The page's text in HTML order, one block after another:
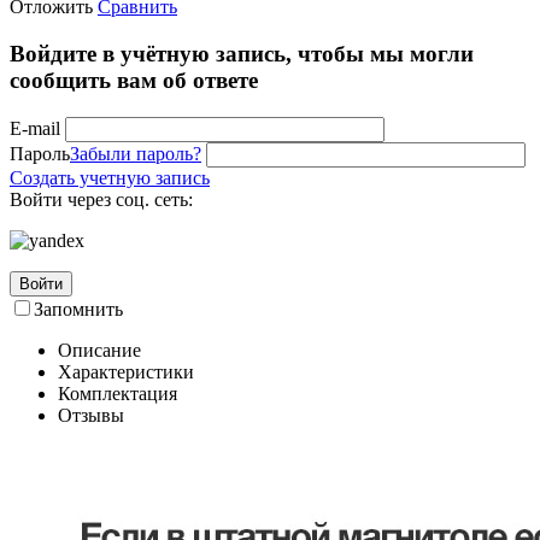
Отложить Сравнить
Войдите в учётную запись, чтобы мы могли
сообщить вам об ответе
E-mail
ПарольЗабыли пароль?
Создать учетную запись
Войти через соц. сеть:
Войти
Запомнить
Описание
Характеристики
Комплектация
Отзывы